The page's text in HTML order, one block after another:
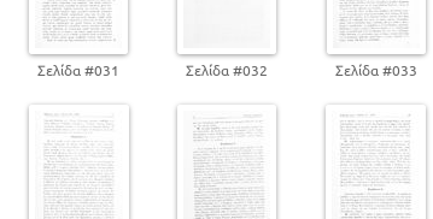
Σελίδα #031 Σελίδα #032 Σελίδα #033